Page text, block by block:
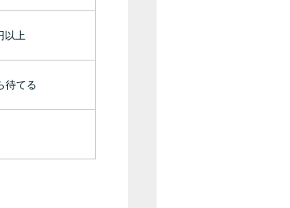
払えない…2ヵ月目には解決しない
由と対処法3つ
い方法2選
以上
待てる